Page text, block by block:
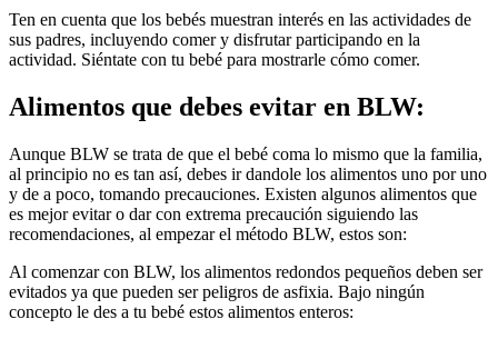
Ten en cuenta que los bebés muestran interés en las actividades de
sus padres, incluyendo comer y disfrutar participando en la
actividad. Siéntate con tu bebé para mostrarle cómo comer.
Alimentos que debes evitar en BLW:
Aunque BLW se trata de que el bebé coma lo mismo que la familia,
al principio no es tan así, debes ir dandole los alimentos uno por uno
y de a poco, tomando precauciones. Existen algunos alimentos que
es mejor evitar o dar con extrema precaución siguiendo las
recomendaciones, al empezar el método BLW, estos son:
Al comenzar con BLW, los alimentos redondos pequeños deben ser
evitados ya que pueden ser peligros de asfixia. Bajo ningún
concepto le des a tu bebé estos alimentos enteros: